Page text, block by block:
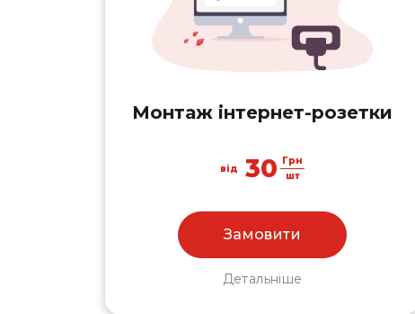
Монтаж інтернет-розетки
від 30 Грн
шт
Замовити
Детальніше